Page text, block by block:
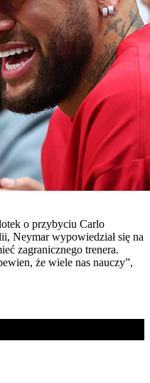
o przybyciu Carlo
Neymar wypowiedział się na
zagranicznego trenera.
że wiele nas nauczy”,